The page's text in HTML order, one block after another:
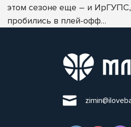
этом сезоне еще – и
пробились в плей-офф…